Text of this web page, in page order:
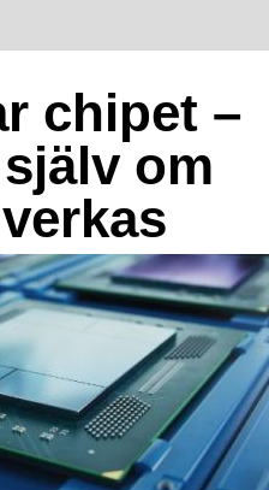
chipet –
om